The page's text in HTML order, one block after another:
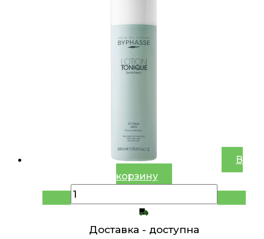
В
корзину
Доставка - доступна